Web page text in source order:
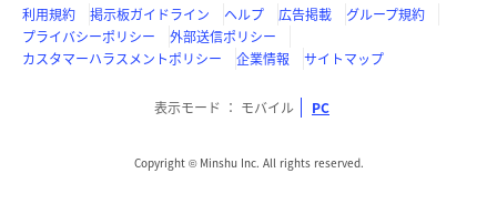
利用規約 掲示板ガイドライン ヘルプ 広告掲載
グループ規約
プライバシーポリシー
外部送信ポリシー
カスタマーハラスメントポリシー
企業情報 サイトマップ
表示モード モバイル PC
Copyright © Minshu Inc. All rights reserved.